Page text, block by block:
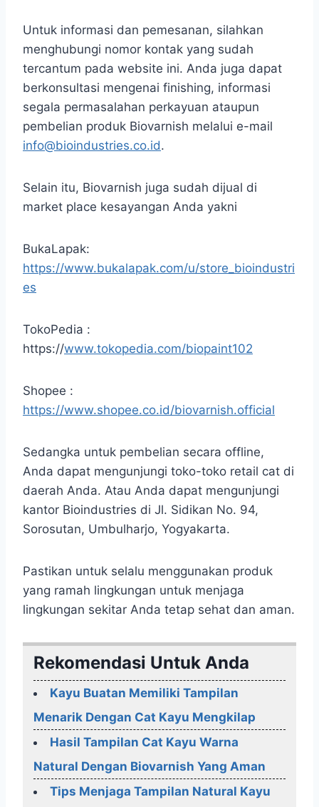
Untuk informasi dan pemesanan, silahkan
menghubungi nomor kontak yang sudah
tercantum pada website ini. Anda juga dapat
berkonsultasi mengenai finishing, informasi
segala permasalahan perkayuan ataupun
pembelian produk Biovarnish melalui e-mail
info@bioindustries.co.id.
Selain itu, Biovarnish juga sudah dijual di
market place kesayangan Anda yakni
BukaLapak:
https://www.bukalapak.com/u/store_bioindustri
es
TokoPedia :
https://www.tokopedia.com/biopaint102
Shopee :
https://www.shopee.co.id/biovarnish.official
Sedangka untuk pembelian secara offline,
Anda dapat mengunjungi toko-toko retail cat di
daerah Anda. Atau Anda dapat mengunjungi
kantor Bioindustries di Jl. Sidikan No. 94,
Sorosutan, Umbulharjo, Yogyakarta.
Pastikan untuk selalu menggunakan produk
yang ramah lingkungan untuk menjaga
lingkungan sekitar Anda tetap sehat dan aman.
Rekomendasi Untuk Anda
Kayu Buatan Memiliki Tampilan
Menarik Dengan Cat Kayu Mengkilap
Hasil Tampilan Cat Kayu Warna
Natural Dengan Biovarnish Yang Aman
Tips Menjaga Tampilan Natural Kayu